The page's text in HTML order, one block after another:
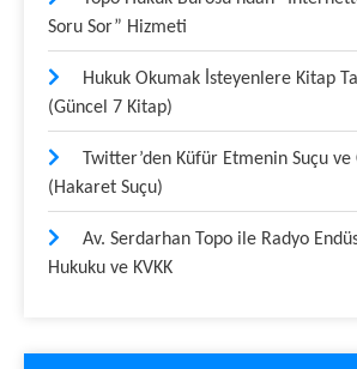
Soru Sor” Hizmeti
Hukuk Okumak İsteyenlere Kitap
(Güncel 7 Kitap)
Twitter’den Küfür Etmenin Suçu ve
(Hakaret Suçu)
Av. Serdarhan Topo ile Radyo
Hukuku ve KVKK